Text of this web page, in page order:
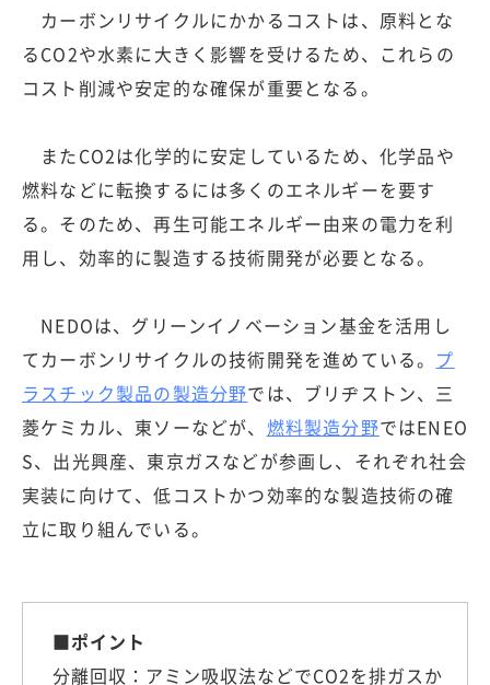
カーボンリサイクルにかかるコストは、原料とな
るCO2や水素に大きく影響を受けるため、これらの
コスト削減や安定的な確保が重要となる。
またCO2は化学的に安定しているため、化学品や
燃料などに転換するには多くのエネルギーを要す
る。そのため、再生可能エネルギー由来の電力を利
用し、効率的に製造する技術開発が必要となる。
NEDOは、グリーンイノベーション基金を活用し
てカーボンリサイクルの技術開発を進めている。 プ
ラスチック製品の製造分野では、ブリヂストン、三
菱ケミカル、東ソーなどが、 燃料製造分野ではENEO
S、出光興産、東京ガスなどが参画し、それぞれ社会
実装に向けて、低コストかつ効率的な製造技術の確
立に取り組んでいる。
■ポイント
分離回収：アミン吸収法などでCO2を排ガスか